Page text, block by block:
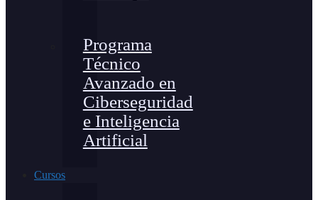
Programa
Técnico
Avanzado en
Ciberseguridad
e Inteligencia
Artificial
Cursos